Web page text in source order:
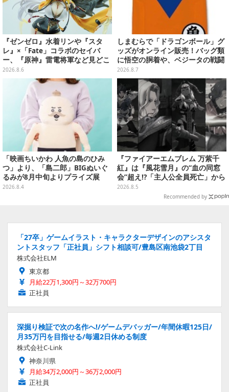
『ゼンゼロ』水着リンや『スタ
レ』×「Fate」コラボのセイバ
ー、『原神』雷電将軍など見どこ
ろ満載！「ワンフェス」に出展の
「HoYoverse」関連フィギュアを
ご紹介【WF2026】
2026.8.6
しまむらで「ドラゴンボール」グ
ッズがオンライン販売！バッグ類
に悟空の胴着や、ベジータの戦闘
服を大胆デザイン
2026.8.7
「映画ちいかわ 人魚の島のひみ
つ」より、「島二郎」BIGぬいぐ
るみが8月中旬よりプライズ展
開！“味自慢”のエプロンはポケッ
2026.8.4
『ファイアーエムブレム 万紫千
紅』は『風花雪月』の“血の同窓
会”超え!?「主人公全員死亡」から
始まる物語は、様々なシリーズ作
2026.8.5
Recommended by
「27卒」ゲームイラスト・キャラクターデザインのアシスタ
ントスタッフ「正社員」シフト相談可/豊島区南池袋2丁目
株式会社ELM
東京都
月給22万1,300円～32万700円
正社員
深掘り検証で次の名作へ!/ゲームデバッガー/年間休暇125日/
月35万円を目指せる/毎週2日休める制度
株式会社C-Link
神奈川県
月給34万2,000円～36万2,000円
正社員